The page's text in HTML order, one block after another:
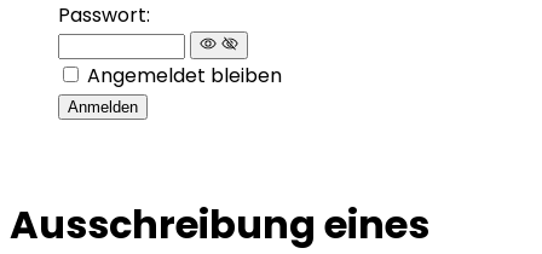
Passwort:
Angemeldet bleiben
Anmelden
Ausschreibung eines